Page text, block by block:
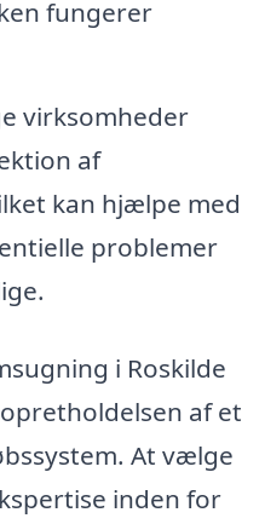
fungerer
virksomheder
af
kan hjælpe med
problemer
i Roskilde
af et
At vælge
inden for